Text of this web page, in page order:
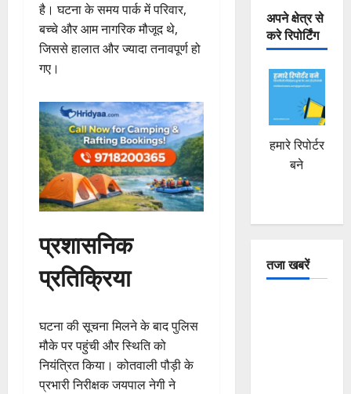
है। घटना के समय पार्क में परिवार,
बच्चे और आम नागरिक मौजूद थे,
जिससे हालात और ज्यादा तनावपूर्ण हो
गए।
प्रशासनिक
प्रतिक्रिया
घटना की सूचना मिलने के बाद पुलिस
मौके पर पहुंची और स्थिति को
नियंत्रित किया। कोतवाली पौड़ी के
प्रभारी निरीक्षक जयपाल नेगी ने
अपने क्षेत्र से
करे रिपोर्टिंग
हमारे रिपोर्टर
बने
तजा खबरें